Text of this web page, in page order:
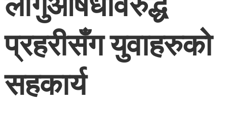
प्रहरीसँग युवाहरुको
सहकार्य